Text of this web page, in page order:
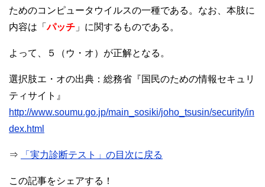
ためのコンピュータウイルスの一種である。なお、本肢に
内容は「パッチ 」に関するものである。
よって、５（ウ・オ）が正解となる。
選択肢エ・オの出典：総務省『国民のための情報セキュリ
ティサイト』
http://www.soumu.go.jp/main_sosiki/joho_tsusin/security/in
dex.html
⇒ 「実力診断テスト」の目次に戻る
この記事をシェアする！